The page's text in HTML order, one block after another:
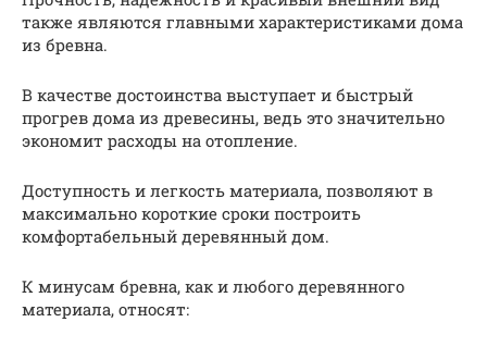
также являются главными характеристиками дома
из бревна.
В качестве достоинства выступает и быстрый
прогрев дома из древесины, ведь это значительно
экономит расходы на отопление.
Доступность и легкость материала, позволяют в
максимально короткие сроки построить
комфортабельный деревянный дом.
К минусам бревна, как и любого деревянного
материала, относят: